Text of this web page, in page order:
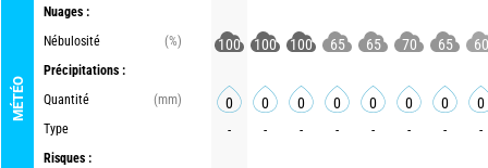
MÉTÉO
Nuages :
Nébulosité
(%)
Précipitations :
Quantité
(mm)
Type
Risques :
100 100 100 65 65 70 65 60
0 0 0 0 0 0 0 0
- - - - - - - -